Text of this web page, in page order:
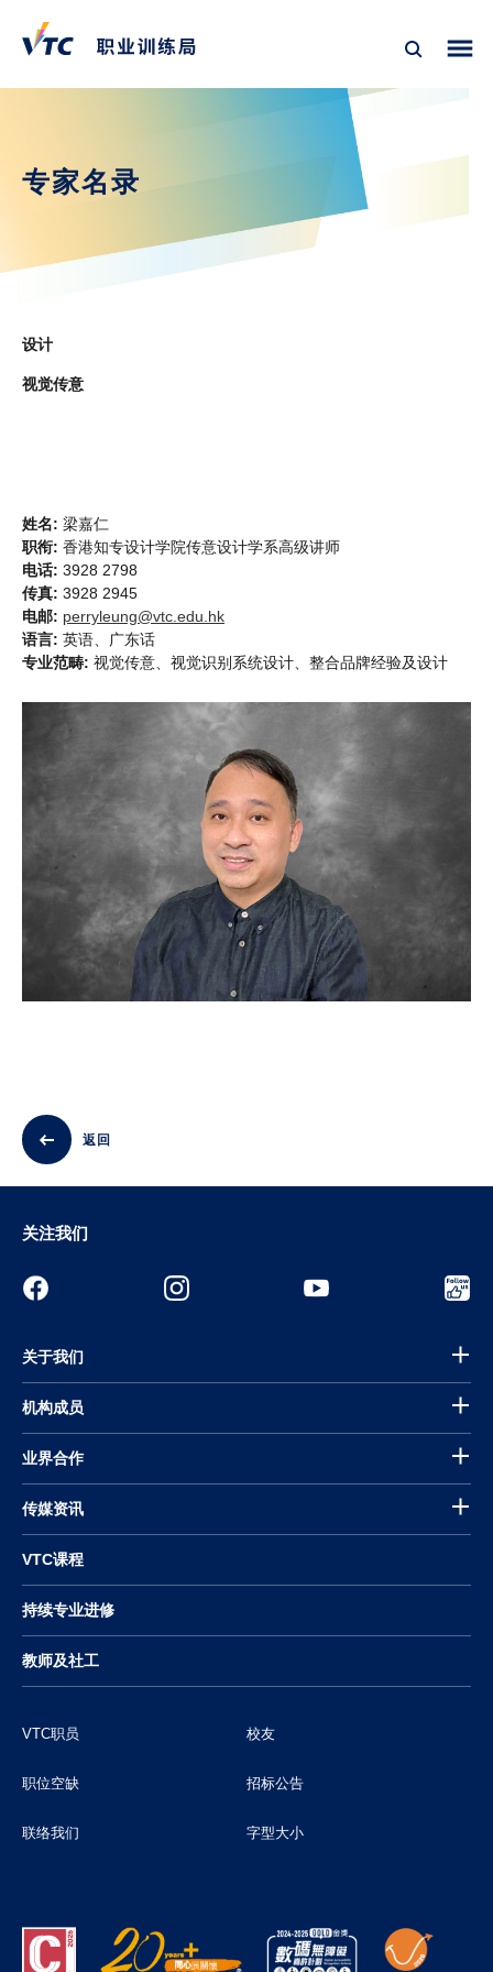
专家名录
设计
视觉传意
姓名: 梁嘉仁
职衔: 香港知专设计学院传意设计学系高级讲师
电话: 3928 2798
传真: 3928 2945
电邮: perryleung@vtc.edu.hk
语言: 英语、广东话
专业范畴: 视觉传意、视觉识别系统设计、整合品牌经验及设计
返回
关注我们
关于我们
机构成员
业界合作
传媒资讯
VTC课程
持续专业进修
教师及社工
VTC职员 校友
职位空缺 招标公告
联络我们 字型大小